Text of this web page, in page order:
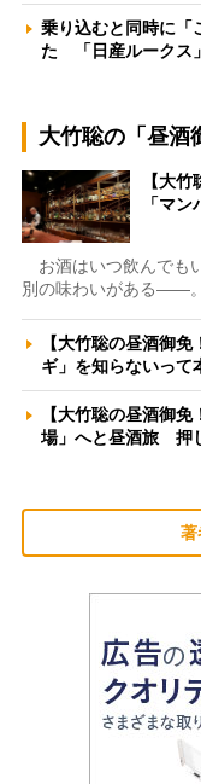
乗り込むと同時に「
た 「日産ルークス
大竹聡の「昼酒
【大
「マ
お酒はいつ飲んでも
別の味わいがある――
【大竹聡の昼酒御
ギ」を知らないっ
【大竹聡の昼酒御
場」へと昼酒旅 押
著